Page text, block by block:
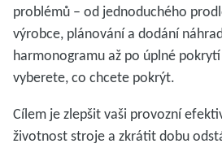
problémů – od jednoduchého
výrobce, plánování a dodání
harmonogramu až po úplné pokrytí
vyberete, co chcete pokrýt.
Cílem je zlepšit vaši provozní
životnost stroje a zkrátit dobu